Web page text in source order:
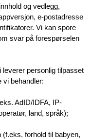
og vedlegg,
e-postadresse
Vi kan spore
svar på forespørselen
leverer personlig tilpasset
vi behandler:
AdID/IDFA, IP-
land, språk);
forhold til babyen,